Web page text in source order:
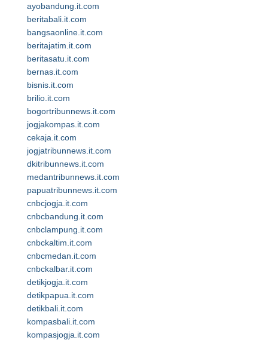
ayobandung.it.com
beritabali.it.com
bangsaonline.it.com
beritajatim.it.com
beritasatu.it.com
bernas.it.com
bisnis.it.com
brilio.it.com
bogortribunnews.it.com
jogjakompas.it.com
cekaja.it.com
jogjatribunnews.it.com
dkitribunnews.it.com
medantribunnews.it.com
papuatribunnews.it.com
cnbcjogja.it.com
cnbcbandung.it.com
cnbclampung.it.com
cnbckaltim.it.com
cnbcmedan.it.com
cnbckalbar.it.com
detikjogja.it.com
detikpapua.it.com
detikbali.it.com
kompasbali.it.com
kompasjogja.it.com